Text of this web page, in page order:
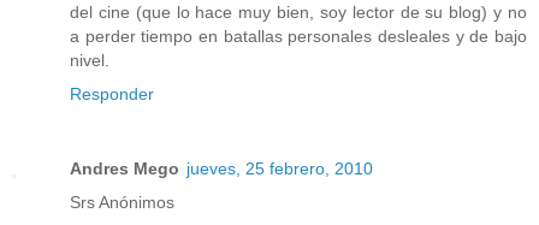
del cine (que lo hace muy bien, soy lector de su blog) y no
a perder tiempo en batallas personales desleales y de bajo
nivel.
Responder
Andres Mego jueves, 25 febrero, 2010
Srs Anónimos